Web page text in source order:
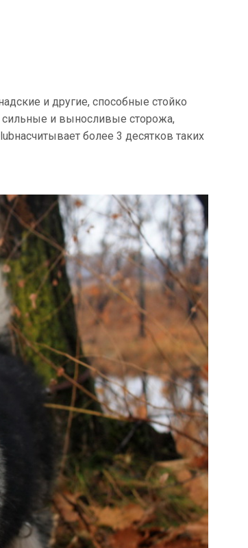
и другие, способные стойко
сильные и выносливые сторожа,
более 3 десятков таких